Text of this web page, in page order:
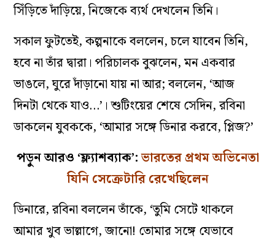
সিঁড়িতে দাঁড়িয়ে, নিজেকে ব্যর্থ দেখলেন তিনি।
সকাল ফুটতেই, কল্পনাকে বললেন, চলে যাবেন তিনি,
হবে না তাঁর দ্বারা। পরিচালক বুঝলেন, মন একবার
ভাঙলে, ঘুরে দাঁড়ানো যায় না আর; বললেন, ‘আজ
দিনটা থেকে যাও…’। শুটিংয়ের শেষে সেদিন, রবিনা
ডাকলেন যুবককে, ‘আমার সঙ্গে ডিনার করবে, প্লিজ?’
পড়ুন আরও ‘ফ্ল‌্যাশব‌্যাক’:ভারতের প্রথম অভিনেতা
যিনি সেক্রেটারি রেখেছিলেন
ডিনারে, রবিনা বললেন তাঁকে, ‘তুমি সেটে থাকলে
আমার খুব ভাল্লাগে, জানো! তোমার সঙ্গে যেভাবে